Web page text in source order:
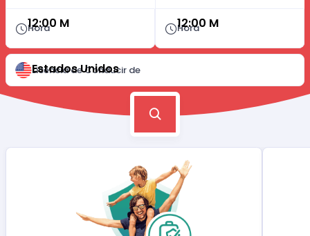
Hora
12:00 M Hora
12:00 M
Licencia de Conducir de
Estados Unidos